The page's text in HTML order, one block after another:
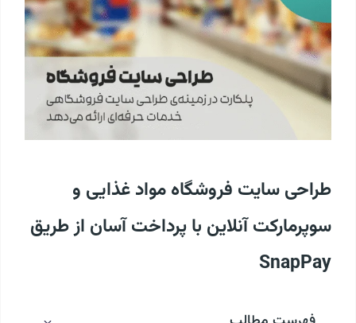
طراحی سایت فروشگاه مواد غذایی و
سوپرمارکت آنلاین با پرداخت آسان از طریق
SnapPay